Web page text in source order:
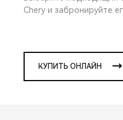
Chery и забронируйте
КУПИТЬ ОНЛАЙН